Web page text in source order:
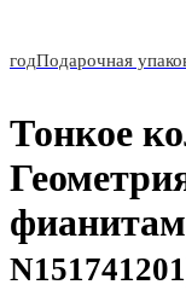
годПодарочная
Тонкое